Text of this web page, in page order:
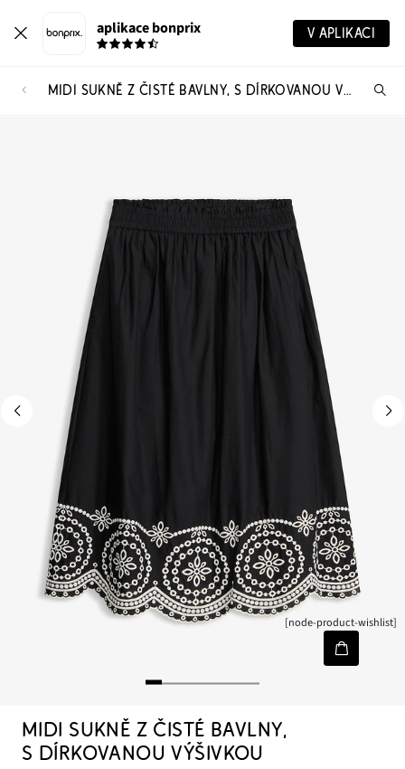
aplikace bonprix V APLIKACI
MIDI SUKNĚ Z ČISTÉ BAVLNY, S DÍRKOVANOU VÝŠIVKOU
[node-product-wishlist]
MIDI SUKNĚ Z ČISTÉ BAVLNY,
S DÍRKOVANOU VÝŠIVKOU